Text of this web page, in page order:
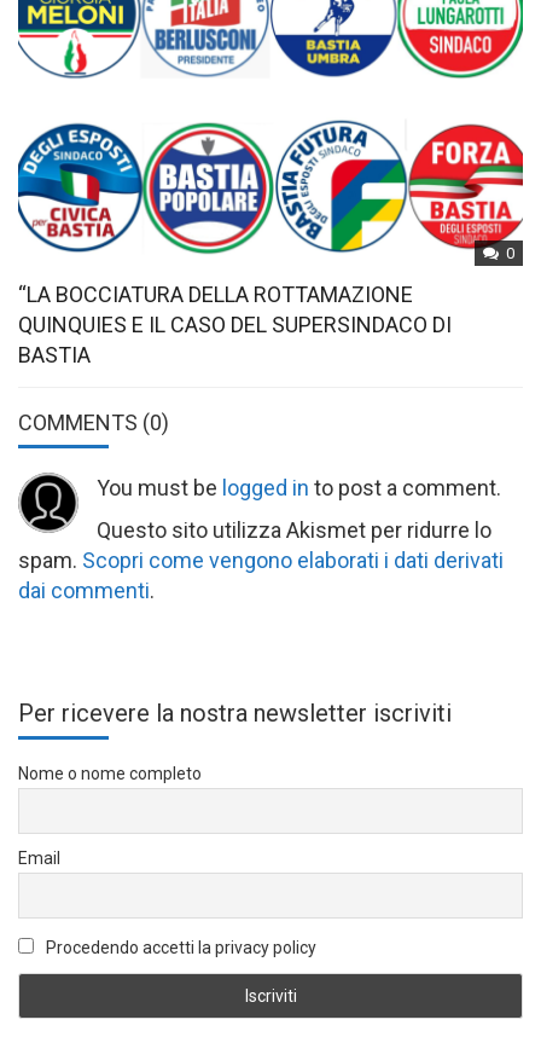
0
“LA BOCCIATURA DELLA ROTTAMAZIONE
QUINQUIES E IL CASO DEL SUPERSINDACO DI
BASTIA
COMMENTS (0)
You must be logged in to post a comment.
Questo sito utilizza Akismet per ridurre lo
spam. Scopri come vengono elaborati i dati derivati
dai commenti.
Per ricevere la nostra newsletter iscriviti
Nome o nome completo
Email
Procedendo accetti la privacy policy